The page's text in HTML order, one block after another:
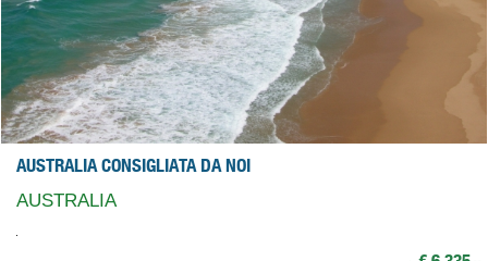
AUSTRALIA CONSIGLIATA DA NOI
AUSTRALIA